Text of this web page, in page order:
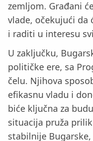
zemljom. Građani
vlade, očekujući da
i raditi u interesu
U zaključku,
političke ere, sa
čelu. Njihova
efikasnu vladu i
biće ključna za
situacija pruža
stabilnije